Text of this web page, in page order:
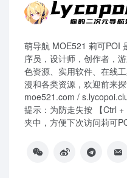
萌导航 MOE521 莉可POI
序员，设计师，创作者，
色资源、实用软件、在线
漫和各类资源，欢迎前来探
moe521.com /
提示：为防走失按 【Ctrl
夹中，方便下次访问莉可